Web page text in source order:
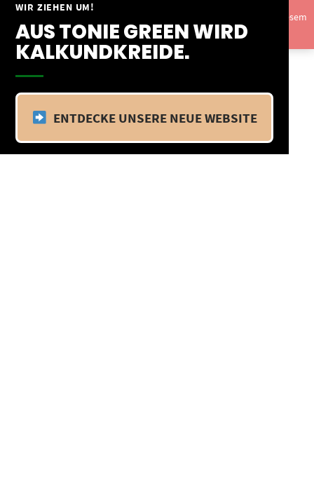
WIR ZIEHEN UM!
AUS TONIE GREEN WIRD
KALKUNDKREIDE.
ENTDECKE UNSERE NEUE WEBSITE
Springe
Inhalt
Vom 09.04.25 - 20.04.25 befinden wir uns im Betriebsurlaub. In diesem
Zeitraum findet kein Versand statt.Ausblenden